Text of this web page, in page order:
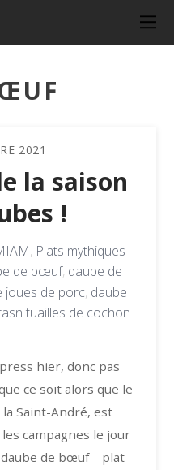
2021
la saison
!
, Plats mythiques
de bœuf, daube de
joues de porc, daube
tuailles de cochon
hier, donc pas
ce soit alors que le
Saint-André, est
campagnes le jour
de bœuf – plat